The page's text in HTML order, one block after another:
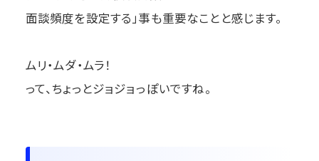
面談頻度を設定する」事も重要なことと感じます。
ムリ・ムダ・ムラ！
って、ちょっとジョジョっぽいですね。